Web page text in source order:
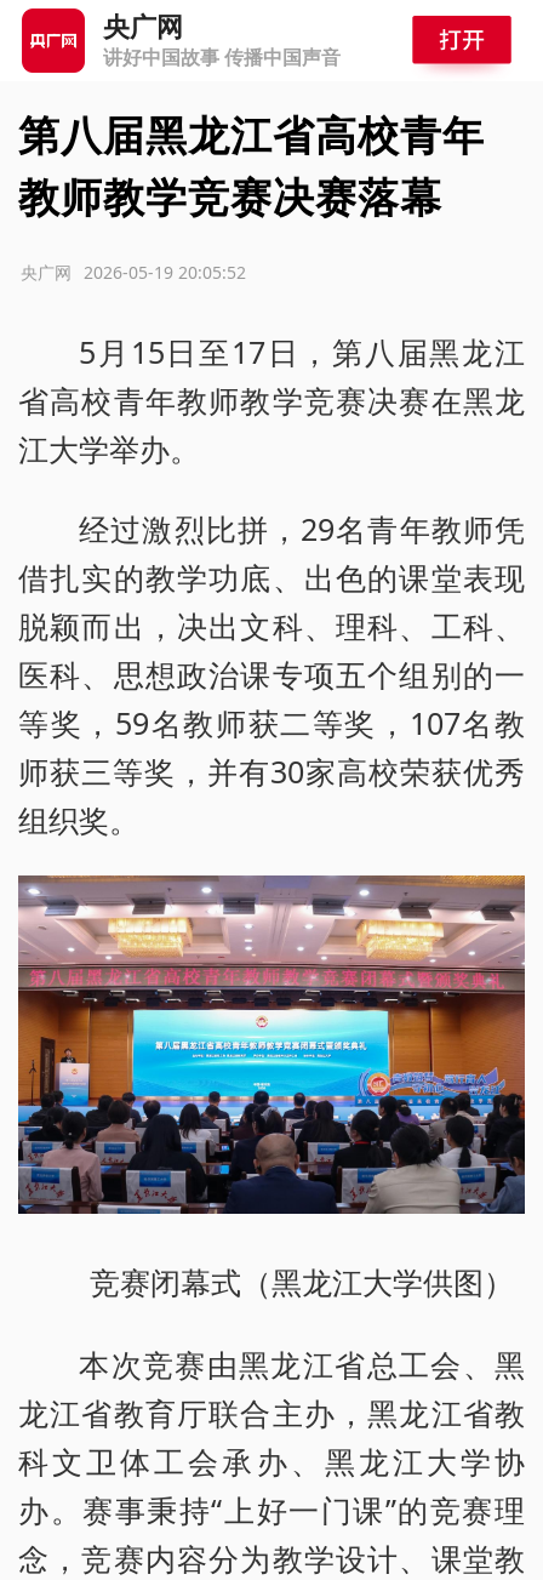
央广网
讲好中国故事 传播中国声音
第八届黑龙江省高校青年
教师教学竞赛决赛落幕
2026-05-19 20:05:52
央广网
5月15日至17日，第八届黑龙江
省高校青年教师教学竞赛决赛在黑龙
江大学举办。
经过激烈比拼，29名青年教师凭
借扎实的教学功底、出色的课堂表现
脱颖而出，决出文科、理科、工科、
医科、思想政治课专项五个组别的一
等奖，59名教师获二等奖，107名教
师获三等奖，并有30家高校荣获优秀
组织奖。
竞赛闭幕式（黑龙江大学供图）
本次竞赛由黑龙江省总工会、黑
龙江省教育厅联合主办，黑龙江省教
科文卫体工会承办、黑龙江大学协
办。赛事秉持“上好一门课”的竞赛理
念，竞赛内容分为教学设计、课堂教